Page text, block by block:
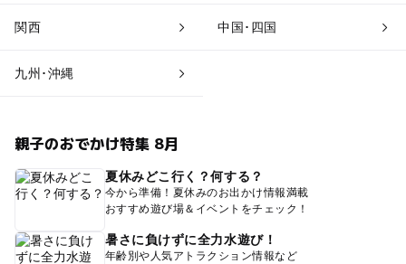
関西 中国･四国
九州･沖縄
親子のおでかけ特集 8月
夏休みどこ行く？何する？
今から準備！夏休みのお出かけ情報満載
おすすめ遊び場＆イベントをチェック！
暑さに負けずに全力水遊び！
年齢別や人気アトラクション情報など